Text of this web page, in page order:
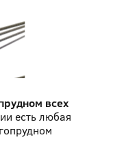
всех
есть любая